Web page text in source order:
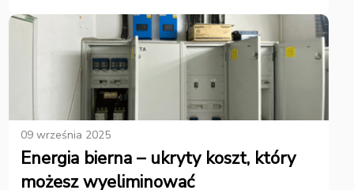
09 września 2025
Energia bierna – ukryty koszt, który
możesz wyeliminować